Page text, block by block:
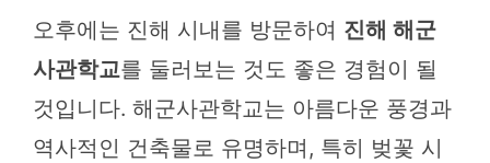
오후에는 진해 시내를 방문하여 진해 해군
사관학교를 둘러보는 것도 좋은 경험이 될
것입니다. 해군사관학교는 아름다운 풍경과
역사적인 건축물로 유명하며, 특히 벚꽃 시